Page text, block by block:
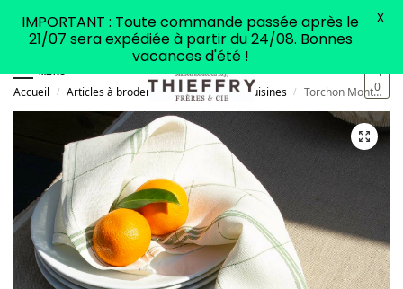
MENU
0
Accueil / Articles à broder Accessoires de cuisines / Torchon Montmartre à broder blanchi et vert
IMPORTANT : Toute commande passée après le
21/07 sera expédiée à partir du 24/08. Bonnes
vacances d'été !
X